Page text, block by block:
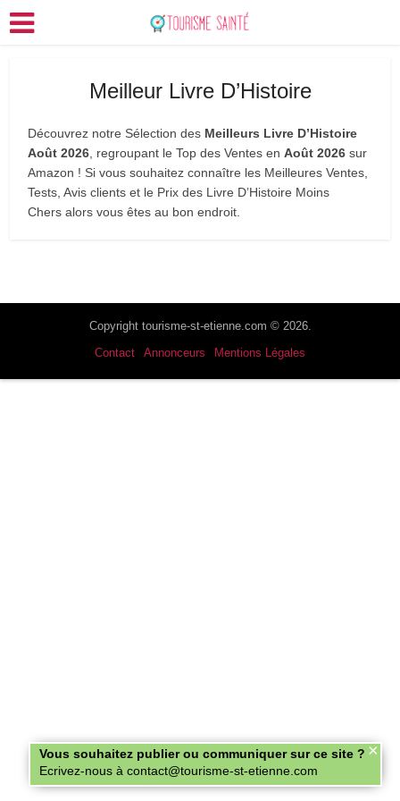
Meilleur Livre D’Histoire
Découvrez notre Sélection des Meilleurs Livre D’Histoire
Août 2026 , regroupant le Top des Ventes en Août 2026 sur
Amazon ! Si vous souhaitez connaître les Meilleures Ventes,
Tests, Avis clients et le Prix des Livre D’Histoire Moins
Chers alors vous êtes au bon endroit.
Copyright tourisme-st-etienne.com © 2026.
Contact
Annonceurs Mentions Légales
Vous souhaitez publier ou communiquer sur ce site ?
Ecrivez-nous à contact@tourisme-st-etienne.com
×